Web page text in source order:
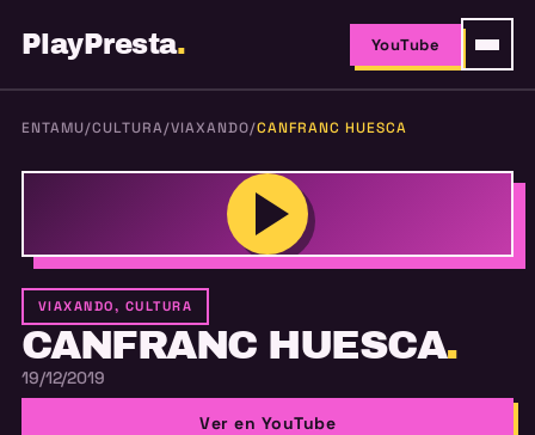
PlayPresta. YouTube
ENTAMU/CULTURA/VIAXANDO/CANFRANC HUESCA
VIAXANDO, CULTURA
CANFRANC HUESCA.
19/12/2019
Ver en YouTube